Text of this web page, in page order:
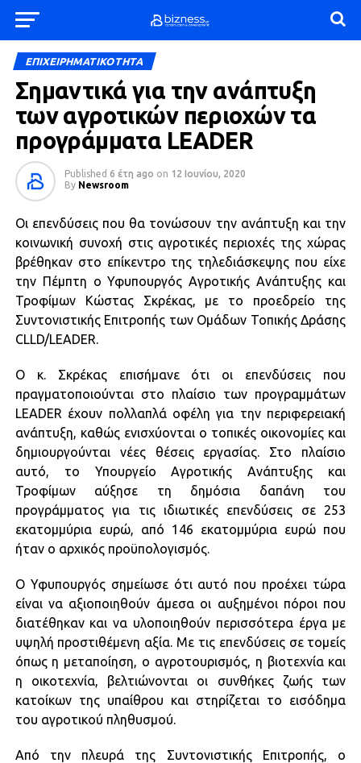
ΕΠΙΧΕΙΡΗΜΑΤΙΚΟΤΗΤΑ
Σημαντικά για την ανάπτυξη
των αγροτικών περιοχών τα
προγράμματα LEADER
Published 6 έτη ago on 12 Ιουνίου, 2020
By Newsroom
Οι επενδύσεις που θα τονώσουν την ανάπτυξη και την
κοινωνική συνοχή στις αγροτικές περιοχές της χώρας
βρέθηκαν στο επίκεντρο της τηλεδιάσκεψης που είχε
την Πέμπτη ο Υφυπουργός Αγροτικής Ανάπτυξης και
Τροφίμων Κώστας Σκρέκας, με το προεδρείο της
Συντονιστικής Επιτροπής των Ομάδων Τοπικής Δράσης
CLLD/LEADER.
Ο κ. Σκρέκας επισήμανε ότι οι επενδύσεις που
πραγματοποιούνται στο πλαίσιο των προγραμμάτων
LEADER έχουν πολλαπλά οφέλη για την περιφερειακή
ανάπτυξη, καθώς ενισχύονται ο τοπικές οικονομίες και
δημιουργούνται νέες θέσεις εργασίας. Στο πλαίσιο
αυτό, το Υπουργείο Αγροτικής Ανάπτυξης και
Τροφίμων αύξησε τη δημόσια δαπάνη του
προγράμματος για τις ιδιωτικές επενδύσεις σε 253
εκατομμύρια ευρώ, από 146 εκατομμύρια ευρώ που
ήταν ο αρχικός προϋπολογισμός.
Ο Υφυπουργός σημείωσε ότι αυτό που προέχει τώρα
είναι να αξιοποιηθούν άμεσα οι αυξημένοι πόροι που
διατέθηκαν και να υλοποιηθούν περισσότερα έργα με
υψηλή προστιθέμενη αξία. Με τις επενδύσεις σε τομείς
όπως η μεταποίηση, ο αγροτουρισμός, η βιοτεχνία και
η οικοτεχνία, βελτιώνονται οι συνθήκες ζωής των
κατοίκων της υπαίθρου και στηρίζεται το εισόδημα
του αγροτικού πληθυσμού.
Από την πλευρά της Συντονιστικής Επιτροπής, ο